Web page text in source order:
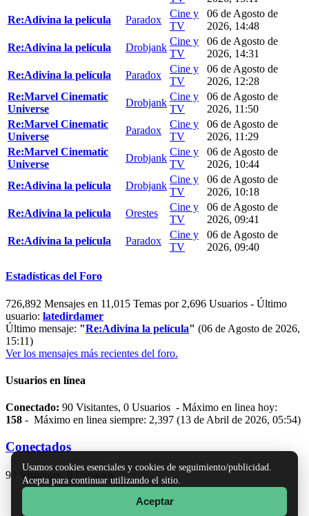
Re:Adivina la película
Paradox
Cine y
TV
06 de Agosto de
2026, 14:48
Re:Adivina la película
Drobjank
Cine y
TV
06 de Agosto de
2026, 14:31
Re:Adivina la película
Paradox
Cine y
TV
06 de Agosto de
2026, 12:28
Re:Marvel Cinematic
Universe
Drobjank
Cine y
TV
06 de Agosto de
2026, 11:50
Re:Marvel Cinematic
Universe
Paradox
Cine y
TV
06 de Agosto de
2026, 11:29
Re:Marvel Cinematic
Universe
Drobjank
Cine y
TV
06 de Agosto de
2026, 10:44
Re:Adivina la película
Drobjank
Cine y
TV
06 de Agosto de
2026, 10:18
Re:Adivina la película
Orestes
Cine y
TV
06 de Agosto de
2026, 09:41
Re:Adivina la película
Paradox
Cine y
TV
06 de Agosto de
2026, 09:40
Estadísticas del Foro
726,892 Mensajes en 11,015 Temas por 2,696 Usuarios - Último
usuario: latedirdamer
Último mensaje: "Re:Adivina la película" (06 de Agosto de 2026,
15:11)
Ver los mensajes más recientes del foro.
Usuarios en línea
Conectado: 90 Visitantes, 0 Usuarios - Máximo en linea hoy:
158 - Máximo en linea siempre: 2,397 (13 de Abril de 2026, 05:54)
Usamos cookies esenciales y cookies de seguimiento/publicidad.
Acepta para continuar utilizando el sitio.
Aceptar
Conectados
90 Visitantes, 0 Usuarios
Reglas y Términos